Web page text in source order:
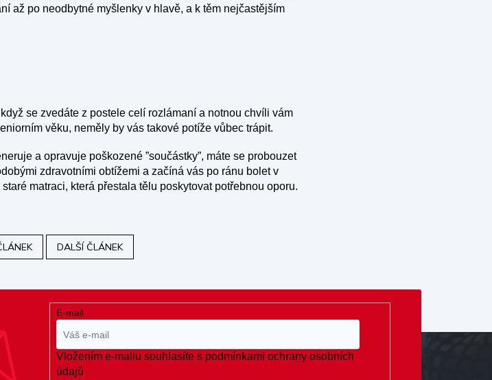
až po neodbytné myšlenky v hlavě, a k těm nejčastějším
se zvedáte z postele celí rozlámaní a notnou chvíli vám
věku, neměly by vás takové potíže vůbec trápit.
a opravuje poškozené ”součástky”, máte se probouzet
zdravotními obtížemi a začíná vás po ránu bolet v
matraci, která přestala tělu poskytovat potřebnou oporu.
DALŠÍ ČLÁNEK
E-mail
Vložením e-mailu souhlasíte s podmínkami ochrany osobních
údajů